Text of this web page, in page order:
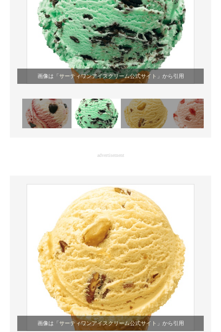
エネルギーの専門メディア
建設×テクノロジーの最前線
ちょっと気になるネットの話題
画像は「 サーティワンアイスクリーム公式サイト 」から引用
advertisement
画像は「 サーティワンアイスクリーム公式サイト 」から引用